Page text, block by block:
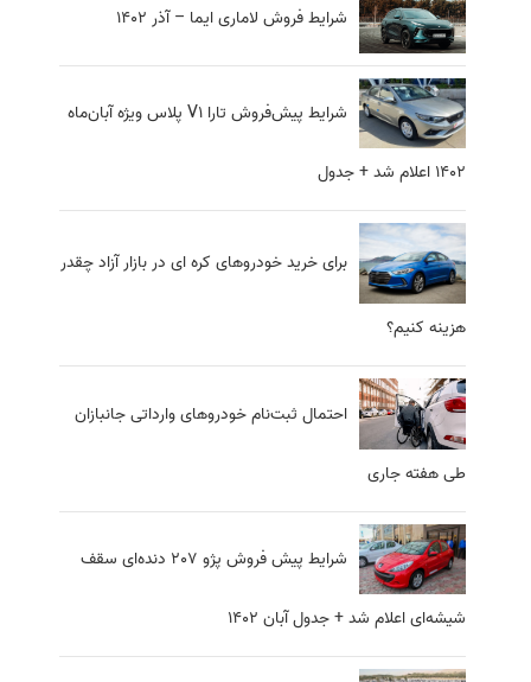
شرایط فروش لاماری ایما – آذر ۱۴۰۲
شرایط پیش‌فروش تارا V1 پلاس ویژه آبان‌ماه
1402 اعلام شد + جدول
برای خرید خودروهای کره ای در بازار آزاد چقدر
هزینه کنیم؟
احتمال ثبت‌نام خودروهای وارداتی جانبازان
طی هفته جاری
شرایط پیش فروش پژو 207 دنده‌ای سقف
شیشه‌ای اعلام شد + جدول آبان 1402